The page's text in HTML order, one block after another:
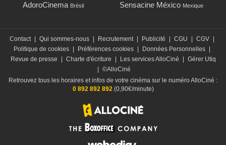
AdoroCinema Brésil Sensacine México Mexique
Contact Qui sommes-nous Recrutement Publicité CGU CGV
Politique de cookies
Préférences cookies Données Personnelles
Revue de presse
Charte d'écriture Les services AlloCiné
Gérer Utiq
©AlloCiné
Retrouvez tous les horaires et infos de votre cinéma sur le numéro AlloCiné :
0 892 892 892(0,90€/minute)